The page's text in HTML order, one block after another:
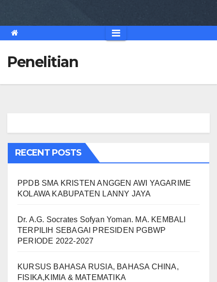
Penelitian
RECENT POSTS
PPDB SMA KRISTEN ANGGEN AWI YAGARIME
KOLAWA KABUPATEN LANNY JAYA
Dr. A.G. Socrates Sofyan Yoman. MA. KEMBALI
TERPILIH SEBAGAI PRESIDEN PGBWP
PERIODE 2022-2027
KURSUS BAHASA RUSIA, BAHASA CHINA,
FISIKA,KIMIA & MATEMATIKA